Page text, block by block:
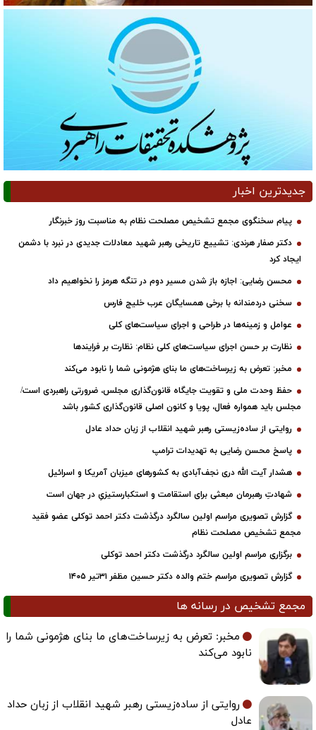
جدیدترین اخبار
پیام سخنگوی مجمع تشخیص مصلحت نظام به مناسبت روز خبرنگار
دکتر صفار هرندی: تشییع تاریخی رهبر شهید معادلات جدیدی در نبرد با دشمن
ایجاد کرد
محسن رضایی: اجازه باز شدن مسیر دوم در تنگه هرمز را نخواهیم داد
سخنی دردمندانه با برخی همسایگان عرب خلیج فارس
عوامل و زمینه‌ها در طراحی و اجرای سیاست‌های کلی
نظارت بر حسن اجرای سیاست‌های کلی نظام: نظارت بر فرایندها
مخبر: تعرض به زیرساخت‌های ما بنای هژمونی شما را نابود می‌کند
حفظ وحدت ملی و تقویت جایگاه قانون‌گذاری مجلس، ضرورتی راهبردی است/
مجلس باید همواره فعال، پویا و کانون اصلی قانون‌گذاری کشور باشد
روایتی از ساده‌زیستی رهبر شهید انقلاب از زبان حداد عادل
پاسخ محسن رضایی به تهدیدات ترامپ
هشدار آیت الله دری نجف‌آبادی به کشورهای میزبان آمریکا و اسرائیل
شهادتِ رهبرمان مبعثی برای استقامت و استکبارستیزیِ در جهان است
گزارش تصویری مراسم اولین سالگرد درگذشت دکتر احمد توکلی عضو فقید
مجمع تشخیص مصلحت نظام
برگزاری مراسم اولین سالگرد درگذشت دکتر احمد توکلی
گزارش تصویری مراسم ختم والده دکتر حسین مظفر ۳۱تیر ۱۴۰۵
مجمع تشخیص در رسانه ها
مخبر: تعرض به زیرساخت‌های ما بنای هژمونی شما را
نابود می‌کند
روایتی از ساده‌زیستی رهبر شهید انقلاب از زبان حداد
عادل